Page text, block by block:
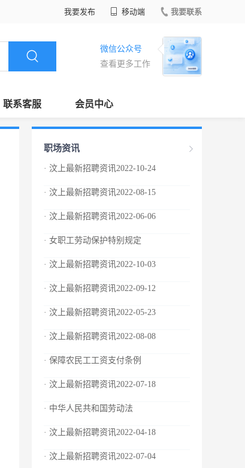
我要发布 移动端 我要联系
微信公众号
查看更多工作
联系客服 会员中心
职场资讯
· 汶上最新招聘资讯2022-10-24
· 汶上最新招聘资讯2022-08-15
· 汶上最新招聘资讯2022-06-06
· 女职工劳动保护特别规定
· 汶上最新招聘资讯2022-10-03
· 汶上最新招聘资讯2022-09-12
· 汶上最新招聘资讯2022-05-23
· 汶上最新招聘资讯2022-08-08
· 保障农民工工资支付条例
· 汶上最新招聘资讯2022-07-18
· 中华人民共和国劳动法
· 汶上最新招聘资讯2022-04-18
· 汶上最新招聘资讯2022-07-04